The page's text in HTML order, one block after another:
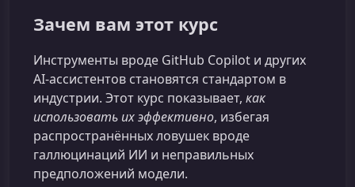
Зачем вам этот курс
Инструменты вроде GitHub Copilot и других
AI‑ассистентов становятся стандартом в
индустрии. Этот курс показывает, как
использовать их эффективно, избегая
распространённых ловушек вроде
галлюцинаций ИИ и неправильных
предположений модели.